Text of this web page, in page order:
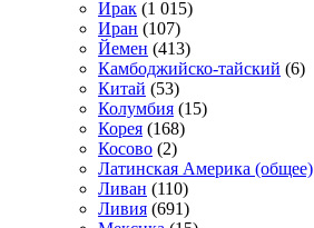
Ирак (1 015)
Иран (107)
Йемен (413)
Камбоджийско-тайский (6)
Китай (53)
Колумбия (15)
Корея (168)
Косово (2)
Латинская Америка (общее)
Ливан (110)
Ливия (691)